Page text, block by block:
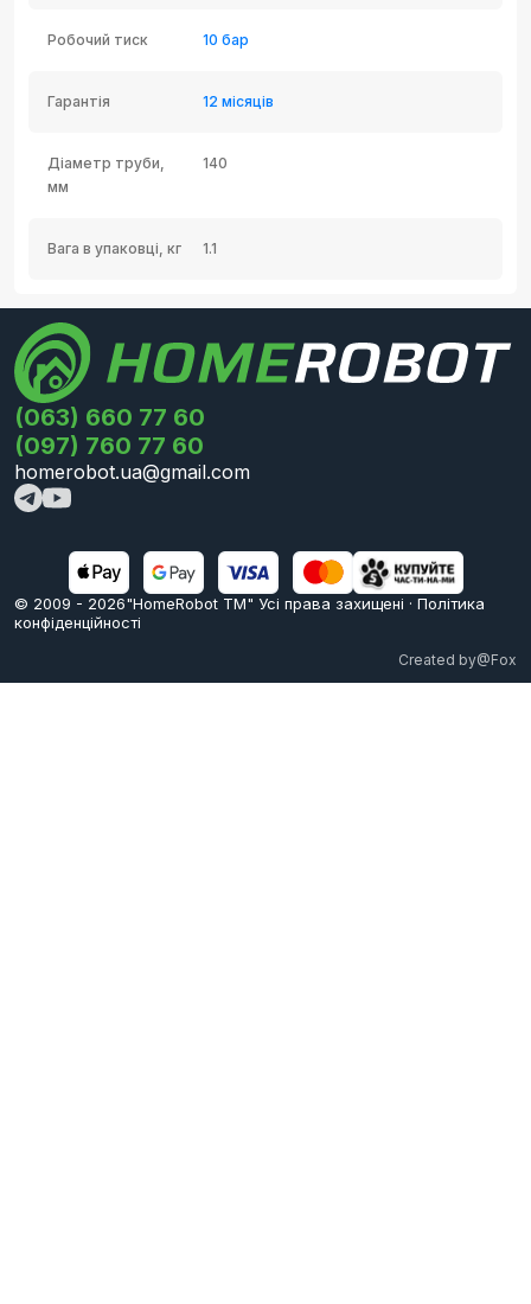
Робочий тиск 10 бар
Гарантія 12 місяців
Діаметр труби,
мм
140
Вага в упаковці, кг 1.1
(063) 660 77 60
(097) 760 77 60
homerobot.ua@gmail.com
© 2009 - 2026"HomeRobot ТМ" Усi права захищені · Політика
конфіденційності
Created by@Fox